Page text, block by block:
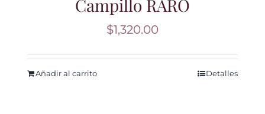
Campillo RARO
$1,320.00
Añadir al carrito Detalles